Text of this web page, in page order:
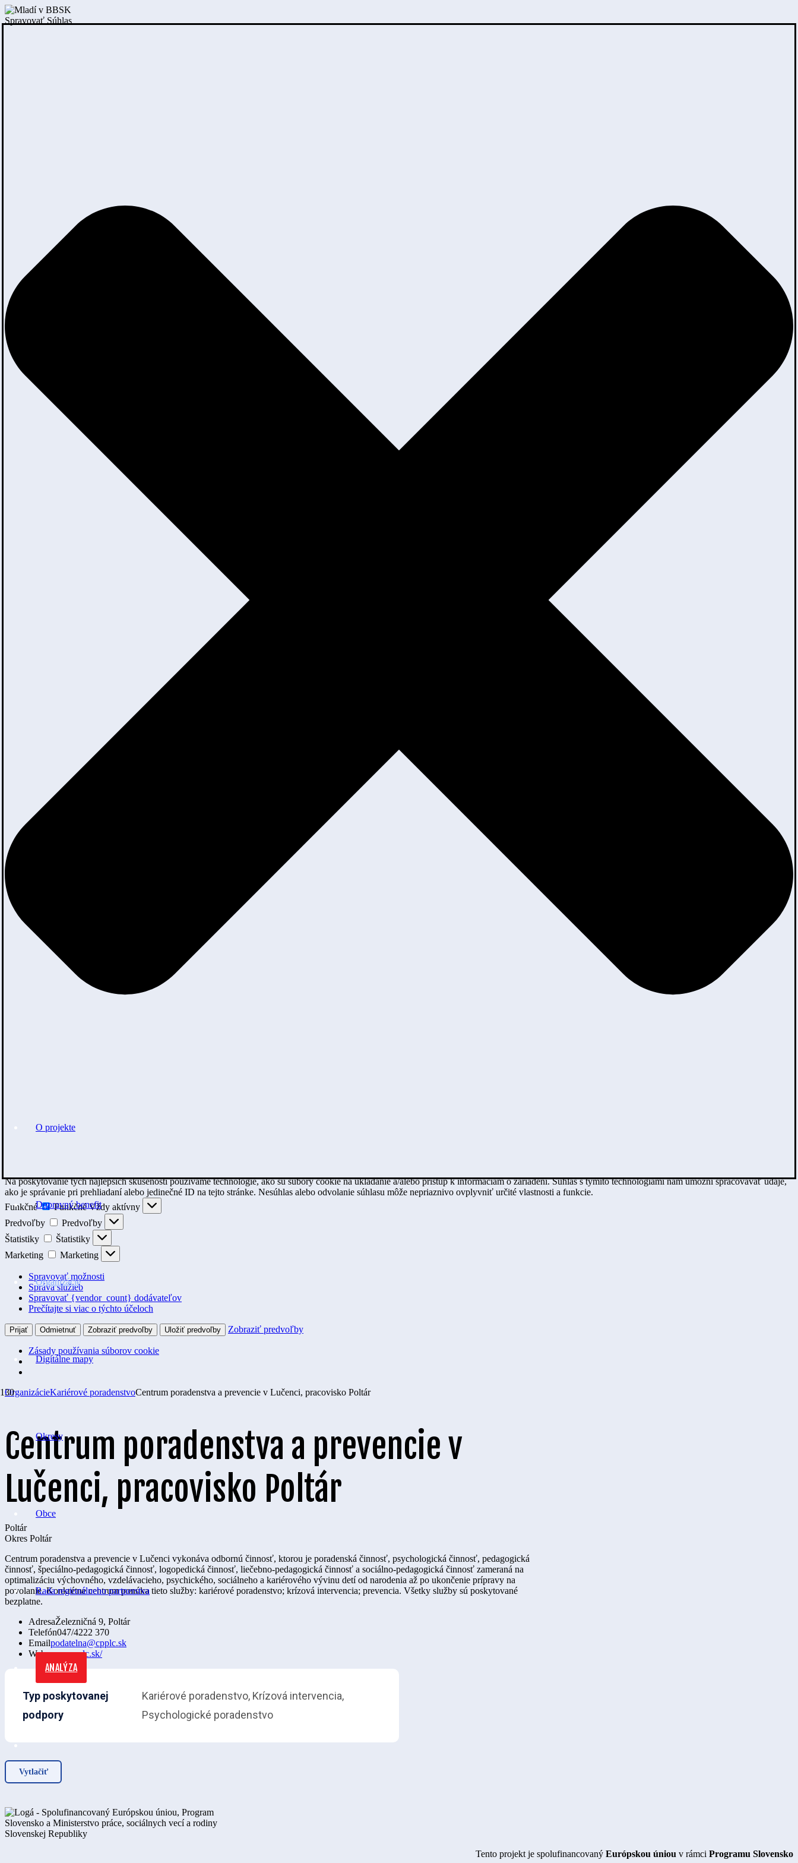
Spravovať Súhlas
Na poskytovanie tých najlepších skúseností používame technológie, ako sú súbory cookie na ukladanie a/alebo prístup k informáciám o zariadení. Súhlas s týmito technológiami nám umožní spracovávať údaje,
ako je správanie pri prehliadaní alebo jedinečné ID na tejto stránke. Nesúhlas alebo odvolanie súhlasu môže nepriaznivo ovplyvniť určité vlastnosti a funkcie.
Funkčné
Funkčné Vždy aktívny
Predvoľby
Predvoľby
Štatistiky
Štatistiky
Marketing
Marketing
Spravovať možnosti
Správa služieb
Spravovať {vendor_count} dodávateľov
Prečítajte si viac o týchto účeloch
Prijať Odmietnuť Zobraziť predvoľby Uložiť predvoľby Zobraziť predvoľby
Zásady používania súborov cookie
O projekte
Dopravný benefit
Organizácie
Digitálne mapy
Okresy
Obce
Rada regionálneho partnerstva
ANALÝZA
OrganizácieKariérové poradenstvoCentrum poradenstva a prevencie v Lučenci, pracovisko Poltár
Centrum poradenstva a prevencie v
Lučenci, pracovisko Poltár
Poltár
Okres Poltár
Centrum poradenstva a prevencie v Lučenci vykonáva odbornú činnosť, ktorou je poradenská činnosť, psychologická činnosť, pedagogická
činnosť, špeciálno-pedagogická činnosť, logopedická činnosť, liečebno-pedagogická činnosť a sociálno-pedagogická činnosť zameraná na
optimalizáciu výchovného, vzdelávacieho, psychického, sociálneho a kariérového vývinu detí od narodenia až po ukončenie prípravy na
povolanie. Konkrétne centrum ponúka tieto služby: kariérové poradenstvo; krízová intervencia; prevencia. Všetky služby sú poskytované
bezplatne.
AdresaŽelezničná 9, Poltár
Telefón047/4222 370
Emailpodatelna@cpplc.sk
Webwww.cpplc.sk/
Typ poskytovanej
podpory
Kariérové poradenstvo, Krízová intervencia,
Psychologické poradenstvo
Vytlačiť
Tento projekt je spolufinancovaný Európskou úniou v rámci Programu Slovensko